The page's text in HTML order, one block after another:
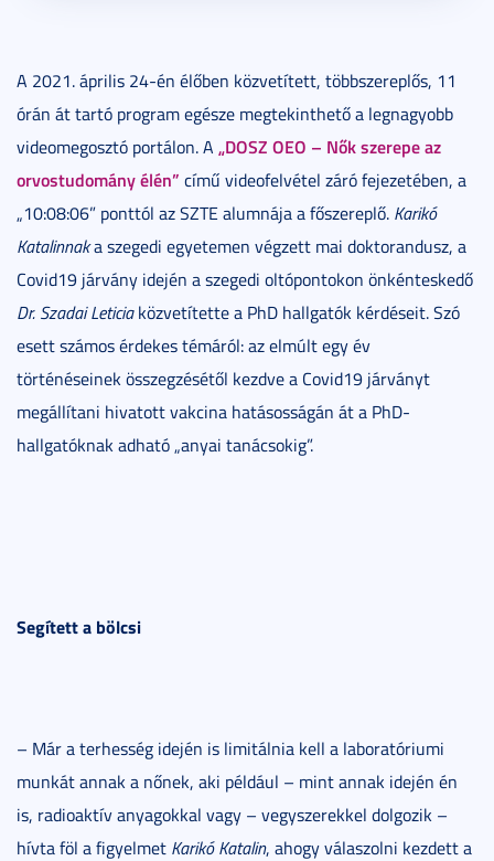
A 2021. április 24-én élőben közvetített, többszereplős, 11
órán át tartó program egésze megtekinthető a legnagyobb
videomegosztó portálon. A „DOSZ OEO – Nők szerepe az
orvostudomány élén” című videofelvétel záró fejezetében, a
„10:08:06” ponttól az SZTE alumnája a főszereplő. Karikó
Katalinnaka szegedi egyetemen végzett mai doktorandusz, a
Covid19 járvány idején a szegedi oltópontokon önkénteskedő
Dr. Szadai Leticiaközvetítette a PhD hallgatók kérdéseit. Szó
esett számos érdekes témáról: az elmúlt egy év
történéseinek összegzésétől kezdve a Covid19 járványt
megállítani hivatott vakcina hatásosságán át a PhD-
hallgatóknak adható „anyai tanácsokig”.
Segített a bölcsi
– Már a terhesség idején is limitálnia kell a laboratóriumi
munkát annak a nőnek, aki például – mint annak idején én
is, radioaktív anyagokkal vagy – vegyszerekkel dolgozik –
hívta föl a figyelmet Karikó Katalin, ahogy válaszolni kezdett a